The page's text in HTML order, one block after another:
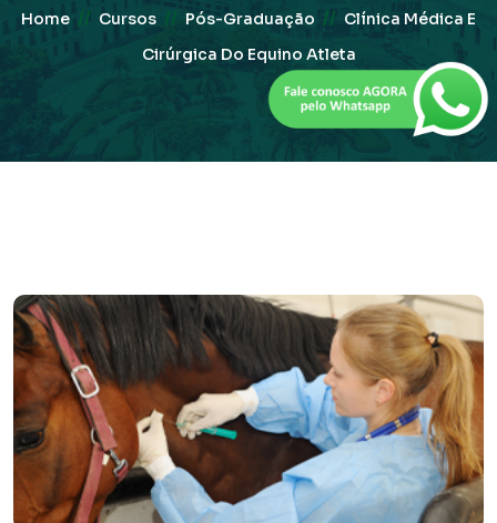
Home // Cursos // Pós-Graduação // Clínica Médica E
Cirúrgica Do Equino Atleta